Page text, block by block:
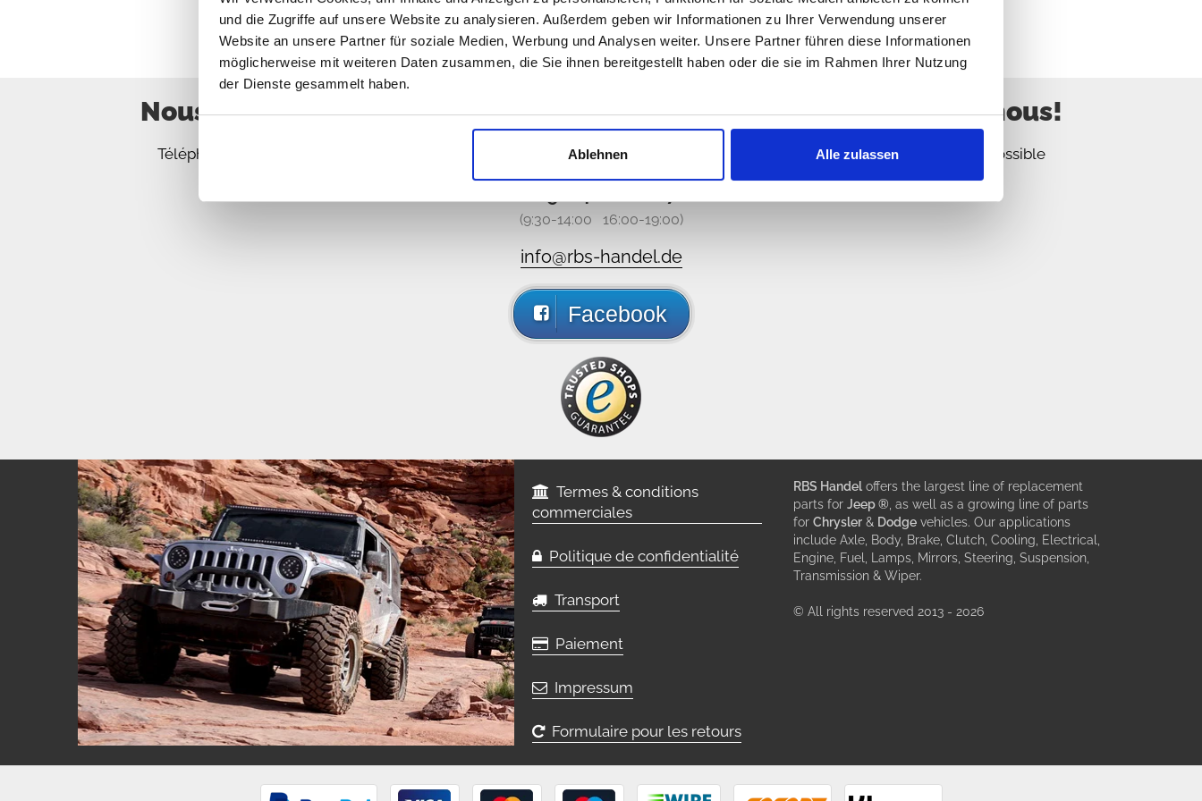
und die Zugriffe auf unsere Website zu analysieren. Außerdem geben wir Informationen zu Ihrer Verwendung unserer
Website an unsere Partner für soziale Medien, Werbung und Analysen weiter. Unsere Partner führen diese Informationen
möglicherweise mit weiteren Daten zusammen, die Sie ihnen bereitgestellt haben oder die sie im Rahmen Ihrer Nutzung
der Dienste gesammelt haben.
Ablehnen Alle zulassen
Nous sommes désolés, nous ne sommes pas online, mais écrivez nous!
Téléphonez nous, envoyez nous des e-mails, contactez nous sur les réseaux sociales, nous vous répondrons le plus tôt possible
(9:30-14:00 16:00-19:00)
info@rbs-handel.de
Facebook
Termes & conditions
commerciales
Politique de confidentialité
Transport
Paiement
Impressum
Formulaire pour les retours
RBS Handel offers the largest line of replacement
parts for Jeep ®, as well as a growing line of parts
for Chrysler & Dodge vehicles. Our applications
include Axle, Body, Brake, Clutch, Cooling, Electrical,
Engine, Fuel, Lamps, Mirrors, Steering, Suspension,
Transmission & Wiper.
© All rights reserved 2013 - 2026